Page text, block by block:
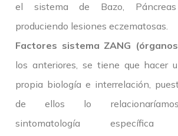
el sistema de Bazo,
produciendo lesiones eczematosas.
Factores sistema ZANG
los anteriores, se tiene que hacer
propia biología e interrelación,
de ellos lo
sintomatología